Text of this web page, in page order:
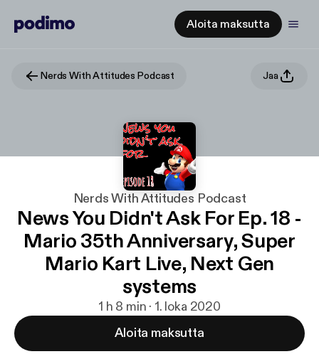
Aloita maksutta
Nerds With Attitudes Podcast Jaa
Nerds With Attitudes Podcast
News You Didn't Ask For Ep. 18 -
Mario 35th Anniversary, Super
Mario Kart Live, Next Gen
systems
1 h 8 min · 1. loka 2020
Aloita maksutta